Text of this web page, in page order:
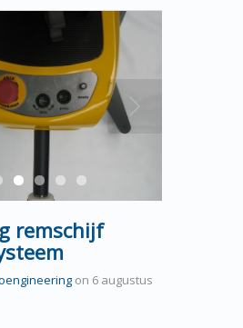
remschijf
on 6 augustus